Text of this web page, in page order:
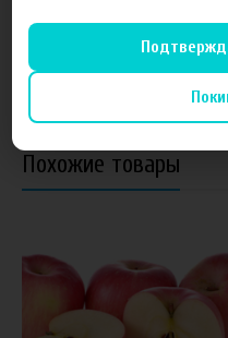
Похожие товары